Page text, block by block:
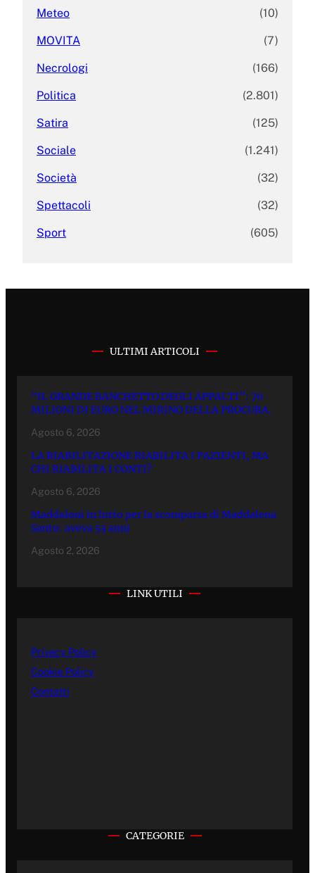
Meteo (10)
MOVITA (7)
Necrologi (166)
Politica (2.801)
Satira (125)
Sociale (1.241)
Società (32)
Spettacoli (32)
Sport (605)
ULTIMI ARTICOLI
“IL GRANDE BANCHETTO DEGLI APPALTI”: 70
MILIONI DI EURO NEL MIRINO DELLA PROCURA.
Agosto 6, 2026
LA RIABILITAZIONE RIABILITA I PAZIENTI, MA
CHI RIABILITA I CONTI?
Agosto 6, 2026
Maddaloni in lutto per la scomparsa di Maddalena
Santo: aveva 53 anni
Agosto 2, 2026
LINK UTILI
Privacy Policy
Cookie Policy
Contatti
CATEGORIE